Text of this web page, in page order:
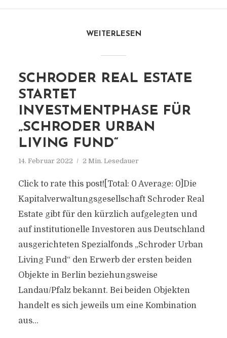
WEITERLESEN
SCHRODER REAL ESTATE
STARTET
INVESTMENTPHASE FÜR
„SCHRODER URBAN
LIVING FUND“
14. Februar 2022 2 Min. Lesedauer
Click to rate this post![Total: 0 Average: 0]Die
Kapitalverwaltungsgesellschaft Schroder Real
Estate gibt für den kürzlich aufgelegten und
auf institutionelle Investoren aus Deutschland
ausgerichteten Spezialfonds „Schroder Urban
Living Fund“ den Erwerb der ersten beiden
Objekte in Berlin beziehungsweise
Landau/Pfalz bekannt. Bei beiden Objekten
handelt es sich jeweils um eine Kombination
aus...